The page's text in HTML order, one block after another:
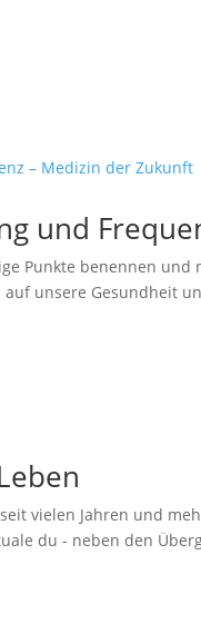
und
Punkte benennen
unsere Gesundheit
vielen Jahren und
du - neben den